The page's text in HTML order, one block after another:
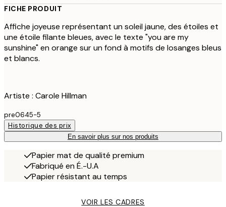
FICHE PRODUIT
Affiche joyeuse représentant un soleil jaune, des étoiles et
une étoile filante bleues, avec le texte "you are my
sunshine" en orange sur un fond à motifs de losanges bleus
et blancs.
Artiste : Carole Hillman
pre0645-5
Historique des prix
En savoir plus sur nos produits
Papier mat de qualité premium
Fabriqué en É.-U.A
Papier résistant au temps
VOIR LES CADRES